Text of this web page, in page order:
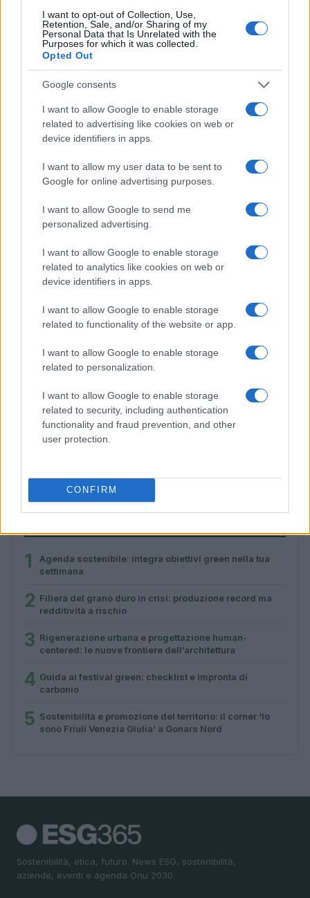
I want to opt-out of Collection, Use,
Retention, Sale, and/or Sharing of my
Personal Data that Is Unrelated with the
Purposes for which it was collected.
Opted Out
Google consents
I want to allow Google to enable storage
related to advertising like cookies on web or
device identifiers in apps.
I want to allow my user data to be sent to
Google for online advertising purposes.
I want to allow Google to send me
personalized advertising.
I want to allow Google to enable storage
related to analytics like cookies on web or
device identifiers in apps.
I want to allow Google to enable storage
related to functionality of the website or app.
I want to allow Google to enable storage
related to personalization.
I want to allow Google to enable storage
related to security, including authentication
functionality and fraud prevention, and other
user protection.
CONFIRM
Filiera del grano duro in crisi: produzione record ma
Andrea Innocenti · 7 Ago 2026
Rigenerazione urbana e progettazione human-
1
Agenda sostenibile: integra obiettivi green nella tua
settimana
2 Filiera del grano duro in crisi: produzione record ma
redditività a rischio
3 Rigenerazione urbana e progettazione human-
centered: le nuove frontiere dell’architettura
4 Guida ai festival green: checklist e impronta di
carbonio
5 Sostenibilità e promozione del territorio: il corner ‘Io
sono Friuli Venezia Giulia’ a Gonars Nord
Sostenibilità, etica, futuro. News ESG, sostenibilità,
aziende, eventi e agenda Onu 2030.